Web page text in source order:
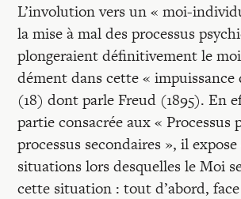
L’involution vers un « moi-
la mise à mal des processus
plongeraient définitivement le
dément dans cette « impuissance
(18) dont parle Freud (1895). En
partie consacrée aux « Processus
processus secondaires », il
situations lors desquelles le Moi
cette situation : tout d’abord,